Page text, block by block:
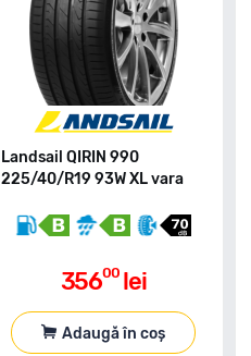
Landsail QIRIN 990
225/40/R19 93W XL vara
35600 lei
Adaugă în coș